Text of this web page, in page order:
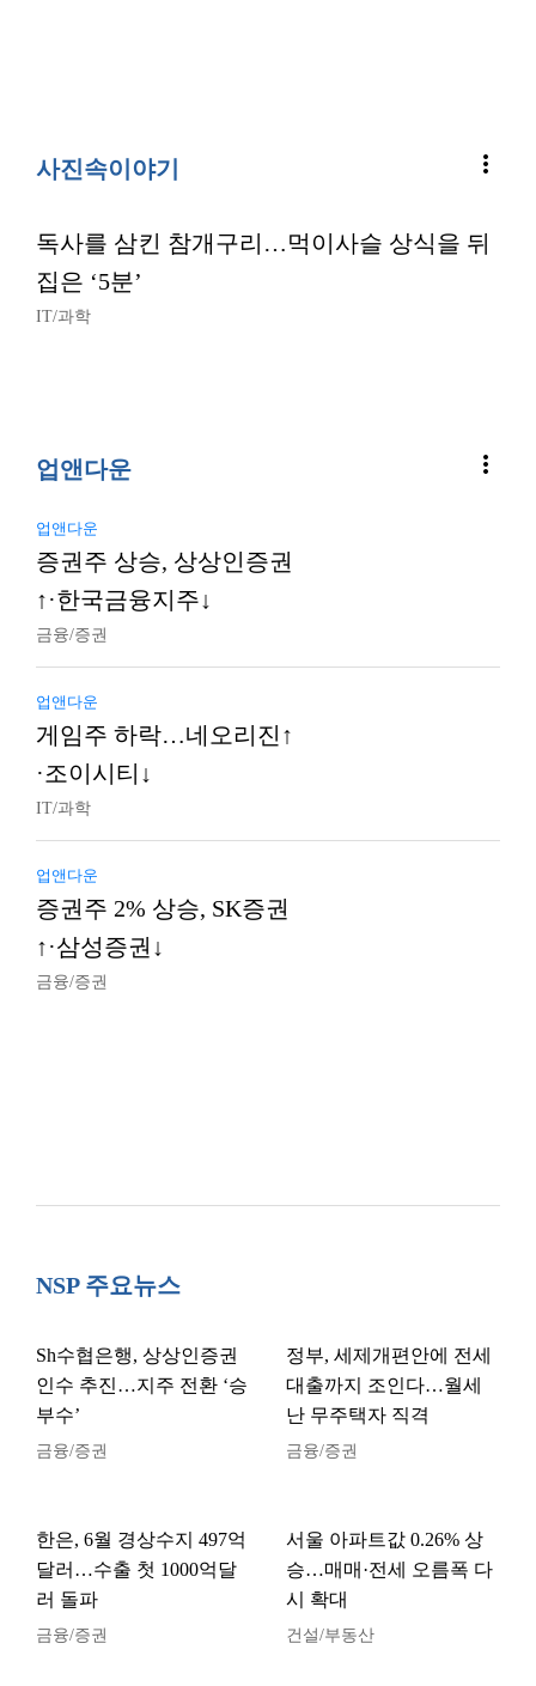
사진속이야기 more_vert
독사를 삼킨 참개구리…먹이사슬 상식을 뒤
집은 ‘5분’
IT/과학
업앤다운 more_vert
업앤다운
증권주 상승, 상상인증권
↑·한국금융지주↓
금융/증권
업앤다운
게임주 하락…네오리진↑
·조이시티↓
IT/과학
업앤다운
증권주 2% 상승, SK증권
↑·삼성증권↓
금융/증권
NSP 주요뉴스
Sh수협은행, 상상인증권
인수 추진…지주 전환 ‘승
부수’
금융/증권
정부, 세제개편안에 전세
대출까지 조인다…월세
난 무주택자 직격
금융/증권
한은, 6월 경상수지 497억
달러…수출 첫 1000억달
러 돌파
금융/증권
서울 아파트값 0.26% 상
승…매매·전세 오름폭 다
시 확대
건설/부동산